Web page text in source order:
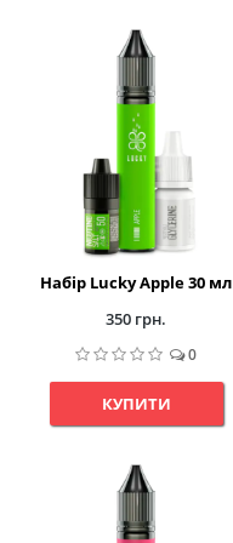
Набір Lucky Apple 30 мл
350 грн.
0
КУПИТИ